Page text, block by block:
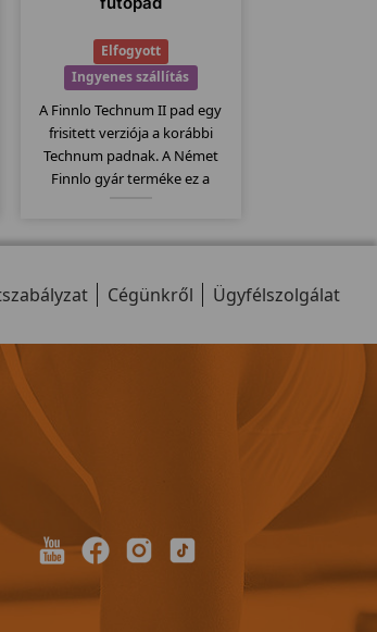
Elfogyott
Ingyenes szállítás
A Finnlo Technum II pad egy
frisitett verziója a korábbi
Technum padnak. A Német
Finnlo gyár terméke ez a
135x44cm-es futófelület,
jellemzi ezt a modellt...
Cégünkről Ügyfélszolgálat